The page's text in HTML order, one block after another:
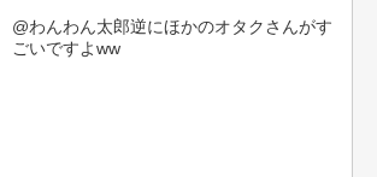
@わんわん太郎逆にほかのオタクさんがす
ごいですよww